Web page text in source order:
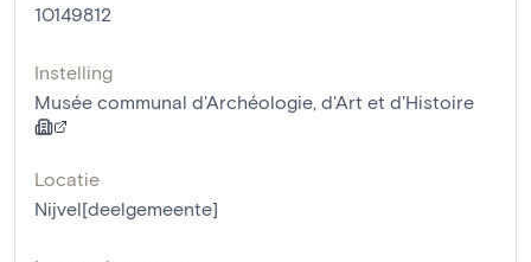
10149812
Instelling
Musée communal d'Archéologie, d'Art et d'Histoire
Locatie
Nijvel[deelgemeente]